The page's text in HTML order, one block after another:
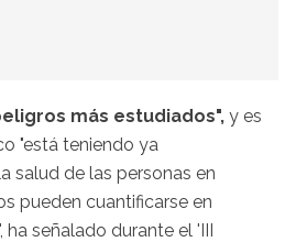
más estudiados", y es
"está teniendo ya
salud de las personas en
pueden cuantificarse en
señalado durante el 'III